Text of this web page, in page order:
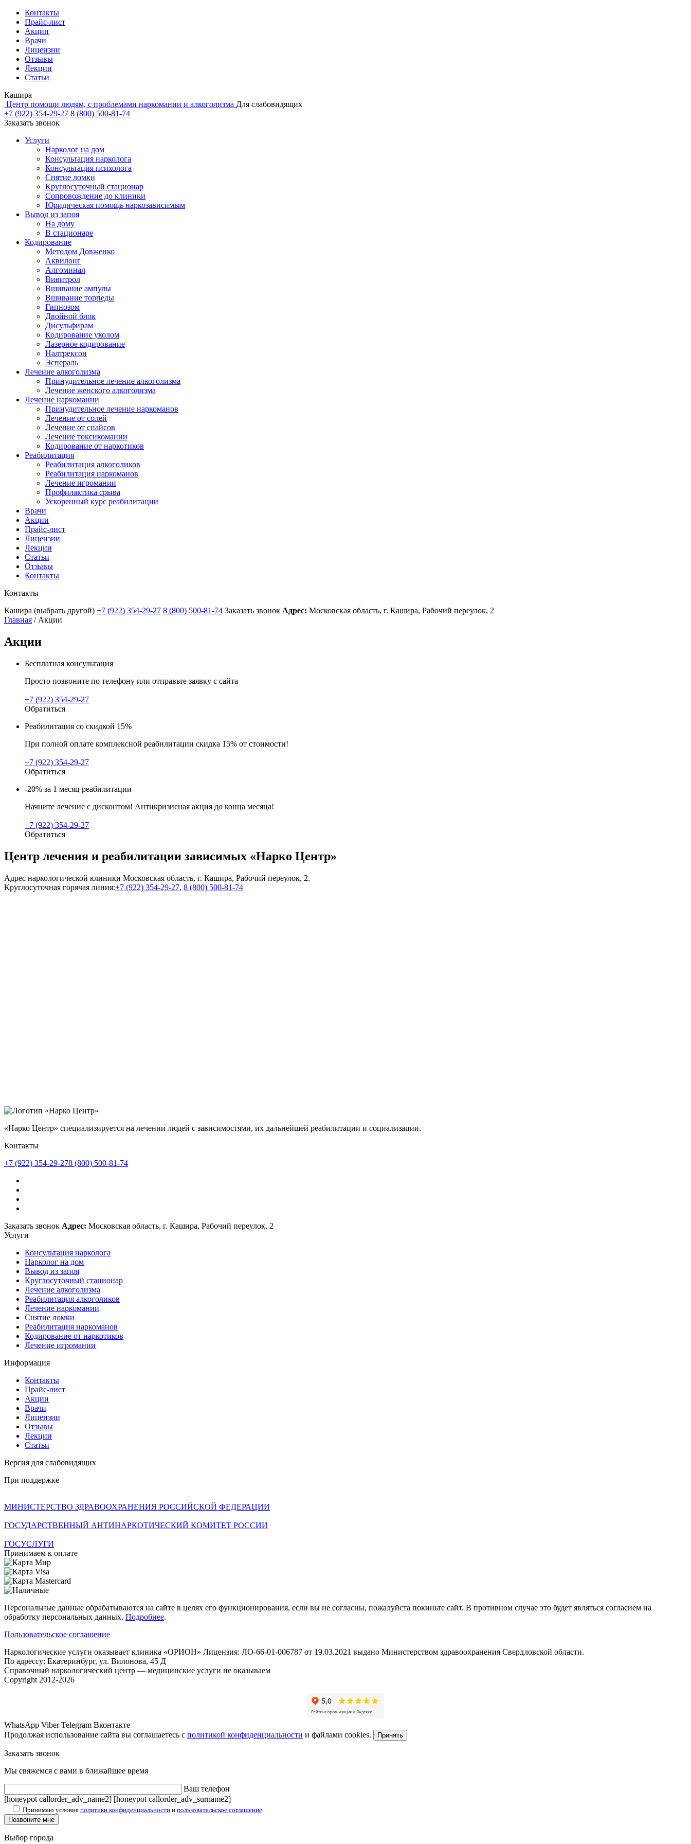
Контакты
Прайс-лист
Акции
Врачи
Лицензии
Отзывы
Лекции
Статьи
Кашира
Центр помощи людям, с проблемами наркомании и алкоголизма Для слабовидящих
+7 (922) 354-29-27 8 (800) 500-81-74
Заказать звонок
Услуги
Нарколог на дом
Консультация нарколога
Консультация психолога
Снятие ломки
Круглосуточный стационар
Сопровождение до клиники
Юридическая помощь наркозависимым
Вывод из запоя
На дому
В стационаре
Кодирование
Методом Довженко
Аквилонг
Алгоминал
Вивитрол
Вшивание ампулы
Вшивание торпеды
Гипнозом
Двойной блок
Дисульфирам
Кодирование уколом
Лазерное кодирование
Налтрексон
Эспераль
Лечение алкоголизма
Принудительное лечение алкоголизма
Лечение женского алкоголизма
Лечение наркомании
Принудительное лечение наркоманов
Лечение от солей
Лечение от спайсов
Лечение токсикомании
Кодирование от наркотиков
Реабилитация
Реабилитация алкоголиков
Реабилитация наркоманов
Лечение игромании
Профилактика срыва
Ускоренный курс реабилитации
Врачи
Акции
Прайс-лист
Лицензии
Лекции
Статьи
Отзывы
Контакты
Контакты
Кашира (выбрать другой) +7 (922) 354-29-27 8 (800) 500-81-74 Заказать звонок Адрес: Московская область, г. Кашира, Рабочий переулок, 2
Главная / Акции
Акции
Бесплатная консультация
Просто позвоните по телефону или отправьте заявку с сайта
+7 (922) 354-29-27
Обратиться
Реабилитация со скидкой 15%
При полной оплате комплексной реабилитации скидка 15% от стоимости!
+7 (922) 354-29-27
Обратиться
-20% за 1 месяц реабилитации
Начните лечение с дисконтом! Антикризисная акция до конца месяца!
+7 (922) 354-29-27
Обратиться
Центр лечения и реабилитации зависимых «Нарко Центр»
Адрес наркологической клиники Московская область, г. Кашира, Рабочий переулок, 2.
Круглосуточная горячая линия:+7 (922) 354-29-27, 8 (800) 500-81-74
«Нарко Центр» специализируется на лечении людей с зависимостями, их дальнейшей реабилитации и социализации.
Контакты
+7 (922) 354-29-278 (800) 500-81-74
Заказать звонок Адрес: Московская область, г. Кашира, Рабочий переулок, 2
Услуги
Консультация нарколога
Нарколог на дом
Вывод из запоя
Круглосуточный стационар
Лечение алкоголизма
Реабилитация алкоголиков
Лечение наркомании
Снятие ломки
Реабилитация наркоманов
Кодирование от наркотиков
Лечение игромании
Информация
Контакты
Прайс-лист
Акции
Врачи
Лицензии
Отзывы
Лекции
Статьи
Версия для слабовидящих
При поддержке
МИНИСТЕРСТВО ЗДРАВООХРАНЕНИЯ РОССИЙСКОЙ ФЕДЕРАЦИИ
ГОСУДАРСТВЕННЫЙ АНТИНАРКОТИЧЕСКИЙ КОМИТЕТ РОССИИ
ГОСУСЛУГИ
Принимаем к оплате
Персональные данные обрабатываются на сайте в целях его функционирования, если вы не согласны, пожалуйста покиньте сайт. В противном случае это будет являться согласием на
обработку персональных данных. Подробнее.
Пользовательское соглашение
Наркологические услуги оказывает клиника «ОРИОН» Лицензия: ЛО-66-01-006787 от 19.03.2021 выдано Министерством здравоохранения Свердловской области.
По адрессу: Екатеринбург, ул. Вилонова, 45 Д
Справочный наркологический центр — медицинские услуги не оказываем
Copyright 2012-2026
WhatsApp Viber Telegram Вконтакте
Продолжая использование сайта вы соглашаетесь с политикой конфиденциальности и файлами cookies. Принять
Заказать звонок
Мы свяжемся с вами в ближайшее время
Ваш телефон
[honeypot callorder_adv_name2] [honeypot callorder_adv_surname2]
Принимаю условия политики конфиденциальности и пользовательское соглашение
Выбор города